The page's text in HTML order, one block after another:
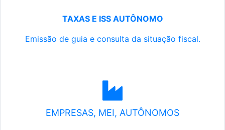
TAXAS E ISS AUTÔNOMO
Emissão de guia e consulta da situação fiscal.
EMPRESAS, MEI, AUTÔNOMOS